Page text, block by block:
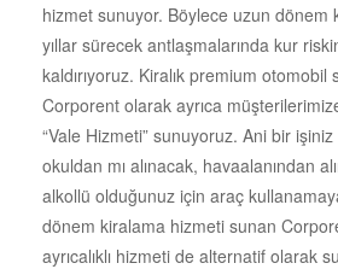
hizmet sunuyor. Böylece uzun dönem
yıllar sürecek antlaşmalarında kur
kaldırıyoruz. Kiralık premium
Corporent olarak ayrıca
“Vale Hizmeti” sunuyoruz. Ani bir işiniz
okuldan mı alınacak, havaalanından
alkollü olduğunuz için araç
dönem kiralama hizmeti sunan
ayrıcalıklı hizmeti de alternatif olarak